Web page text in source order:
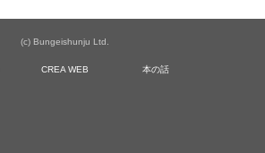
(c) Bungeishunju Ltd.
CREA WEB 本の話